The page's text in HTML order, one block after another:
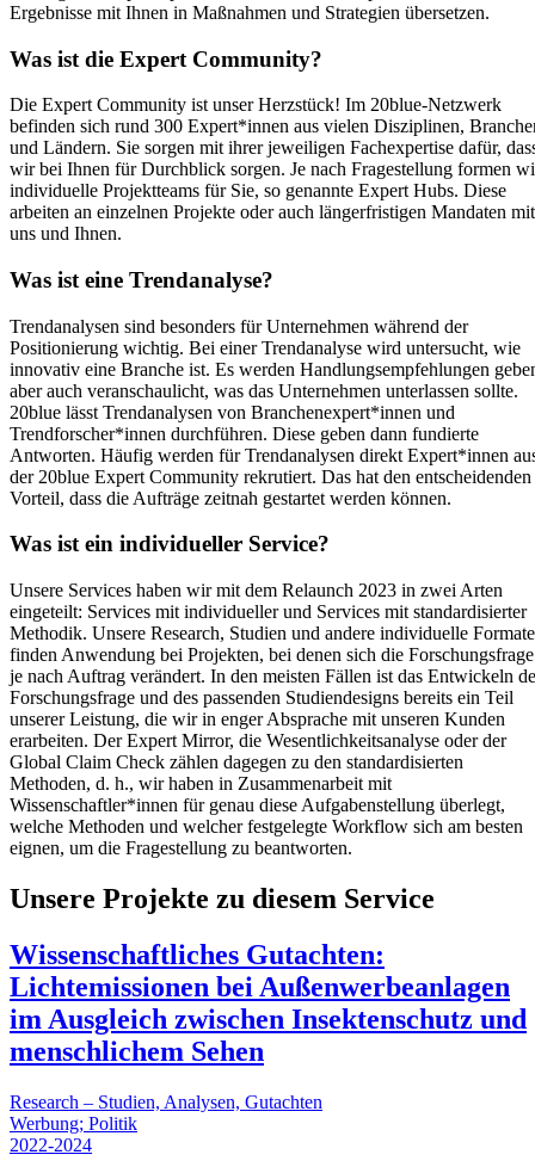
Ergebnisse mit Ihnen in Maßnahmen und Strategien übersetzen.
Was ist die Expert Community?
Die Expert Community ist unser Herzstück! Im 20blue-Netzwerk
befinden sich rund 300 Expert*innen aus vielen Disziplinen,
und Ländern. Sie sorgen mit ihrer jeweiligen Fachexpertise dafür,
wir bei Ihnen für Durchblick sorgen. Je nach Fragestellung formen
individuelle Projektteams für Sie, so genannte Expert Hubs. Diese
arbeiten an einzelnen Projekte oder auch längerfristigen Mandaten mit
uns und Ihnen.
Was ist eine Trendanalyse?
Trendanalysen sind besonders für Unternehmen während der
Positionierung wichtig. Bei einer Trendanalyse wird untersucht, wie
innovativ eine Branche ist. Es werden Handlungsempfehlungen
aber auch veranschaulicht, was das Unternehmen unterlassen sollte.
20blue lässt Trendanalysen von Branchenexpert*innen und
Trendforscher*innen durchführen. Diese geben dann fundierte
Antworten. Häufig werden für Trendanalysen direkt Expert*innen
der 20blue Expert Community rekrutiert. Das hat den entscheidenden
Vorteil, dass die Aufträge zeitnah gestartet werden können.
Was ist ein individueller Service?
Unsere Services haben wir mit dem Relaunch 2023 in zwei Arten
eingeteilt: Services mit individueller und Services mit standardisierter
Methodik. Unsere Research, Studien und andere individuelle Formate
finden Anwendung bei Projekten, bei denen sich die Forschungsfrage
je nach Auftrag verändert. In den meisten Fällen ist das Entwickeln
Forschungsfrage und des passenden Studiendesigns bereits ein Teil
unserer Leistung, die wir in enger Absprache mit unseren Kunden
erarbeiten. Der Expert Mirror, die Wesentlichkeitsanalyse oder der
Global Claim Check zählen dagegen zu den standardisierten
Methoden, d. h., wir haben in Zusammenarbeit mit
Wissenschaftler*innen für genau diese Aufgabenstellung überlegt,
welche Methoden und welcher festgelegte Workflow sich am besten
eignen, um die Fragestellung zu beantworten.
Unsere Projekte zu diesem Service
Wissenschaftliches Gutachten:
Lichtemissionen bei Außenwerbeanlagen
im Ausgleich zwischen Insektenschutz und
menschlichem Sehen
Research – Studien, Analysen, Gutachten
Werbung; Politik
2022-2024